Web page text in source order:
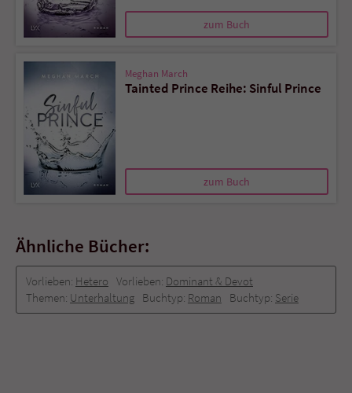
zum Buch
Meghan March
Tainted Prince Reihe: Sinful Prince
zum Buch
Ähnliche Bücher:
Vorlieben: Hetero Vorlieben: Dominant & Devot
Themen: Unterhaltung Buchtyp: Roman Buchtyp: Serie